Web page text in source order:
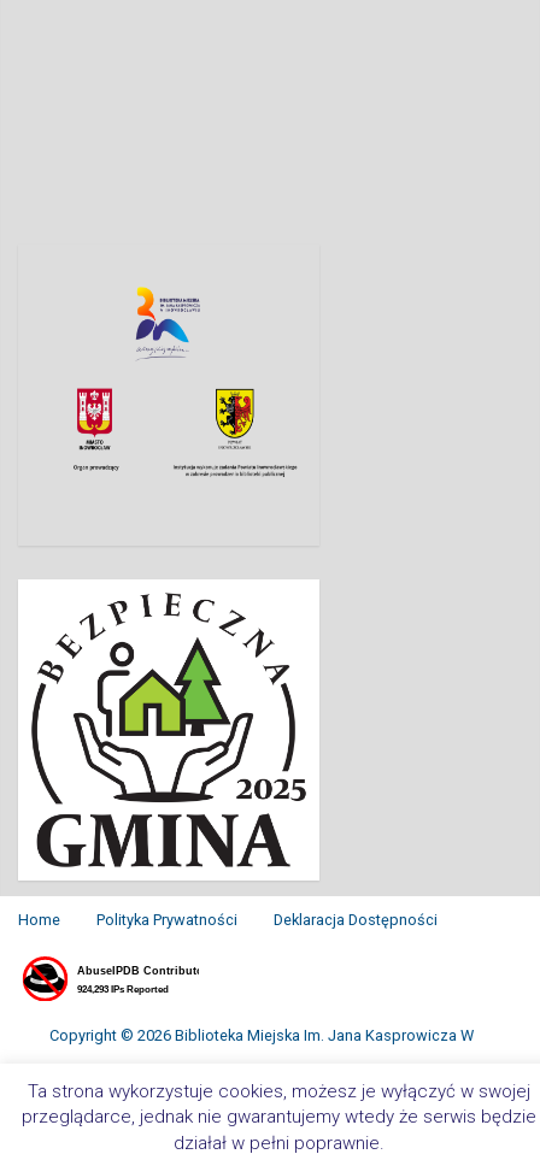
Home Polityka Prywatności Deklaracja Dostępności
Copyright © 2026 Biblioteka Miejska Im. Jana Kasprowicza W
Inowrocławiu. All Rights Reserved.
Ta strona wykorzystuje cookies, możesz je wyłączyć w swojej
przeglądarce, jednak nie gwarantujemy wtedy że serwis będzie
działał w pełni poprawnie.